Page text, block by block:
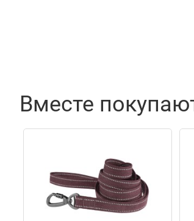
Вместе